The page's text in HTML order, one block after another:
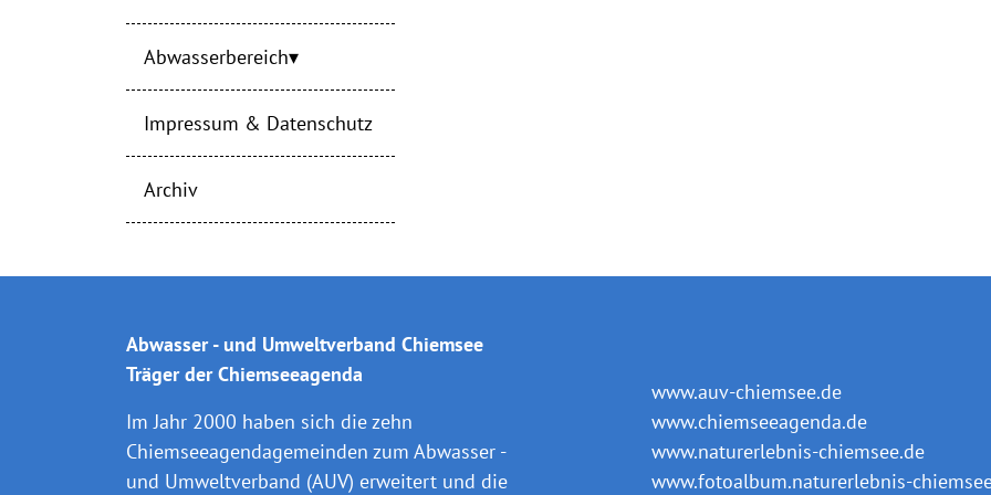
Abwasserbereich
Impressum & Datenschutz
Archiv
Abwasser - und Umweltverband Chiemsee
Träger der Chiemseeagenda
Im Jahr 2000 haben sich die zehn
Chiemseeagendagemeinden zum Abwasser -
und Umweltverband (AUV) erweitert und die
www.auv-chiemsee.de
www.chiemseeagenda.de
www.naturerlebnis-chiemsee.de
www.fotoalbum.naturerlebnis-